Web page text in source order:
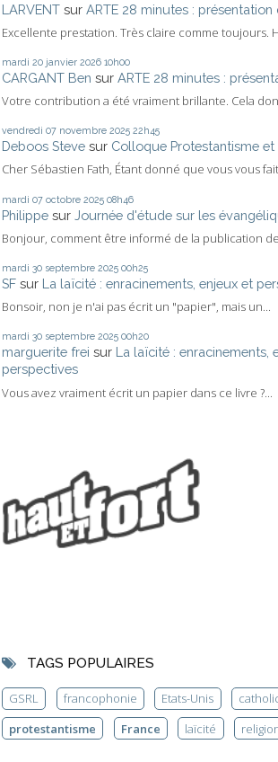
LARVENT sur ARTE 28 minutes : présentation
Excellente prestation. Très claire comme toujours.
mardi 20 janvier 2026 10h00
CARGANT Ben sur ARTE 28 minutes :
Votre contribution a été vraiment brillante. Cela
vendredi 07 novembre 2025 22h45
Deboos Steve sur Colloque Protestantisme
Cher Sébastien Fath, Étant donné que vous vous
mardi 07 octobre 2025 08h46
Philippe sur Journée d'étude sur les
Bonjour, comment être informé de la publication
mardi 30 septembre 2025 00h25
SF sur La laïcité : enracinements, enjeux et
Bonsoir, non je n'ai pas écrit un "papier", mais un...
mardi 30 septembre 2025 00h20
marguerite frei sur La laïcité : enracinements,
perspectives
Vous avez vraiment écrit un papier dans ce livre ?...
TAGS POPULAIRES
GSRL francophonie Etats-Unis
protestantisme
France laïcité